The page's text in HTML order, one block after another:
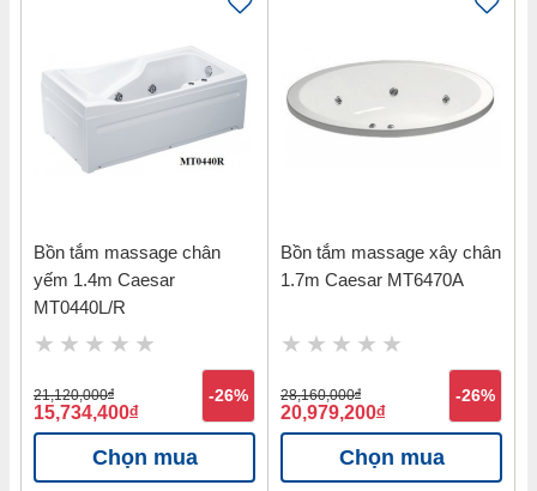
Bồn tắm massage chân
yếm 1.4m Caesar
MT0440L/R
21,120,000đ
15,734,400đ
-26%
Chọn mua
Bồn tắm massage xây chân
1.7m Caesar MT6470A
28,160,000đ
20,979,200đ
-26%
Chọn mua